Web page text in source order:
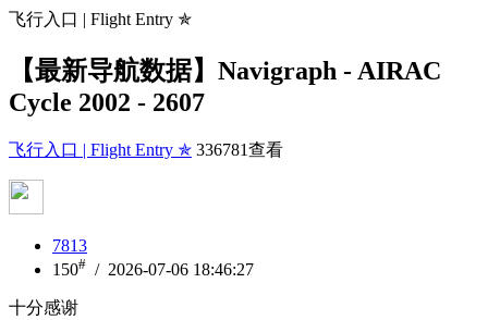
飞行入口 | Flight Entry ✯
【最新导航数据】Navigraph - AIRAC
Cycle 2002 - 2607
飞行入口 | Flight Entry ✯ 336781查看
7813
150# / 2026-07-06 18:46:27
十分感谢